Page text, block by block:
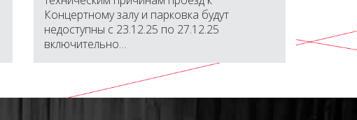
Концертному залу и парковка будут
недоступны с 23.12.25 по 27.12.25
включительно…